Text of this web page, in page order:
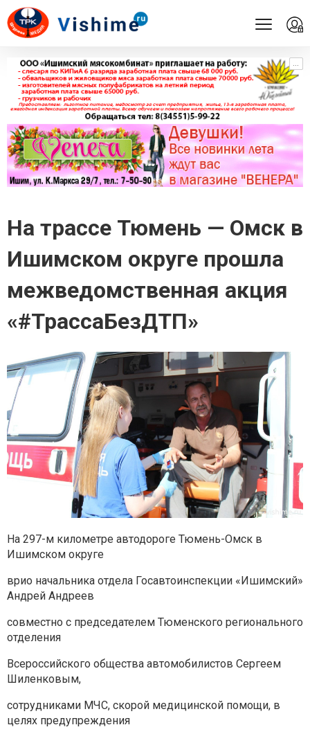
...
...
На трассе Тюмень — Омск в
Ишимском округе прошла
межведомственная акция
«#ТрассаБезДТП»
На 297-м километре автодороге Тюмень-Омск в
Ишимском округе
врио начальника отдела Госавтоинспекции «Ишимский»
Андрей Андреев
совместно с председателем Тюменского регионального
отделения
Всероссийского общества автомобилистов Сергеем
Шиленковым,
сотрудниками МЧС, скорой медицинской помощи, в
целях предупреждения